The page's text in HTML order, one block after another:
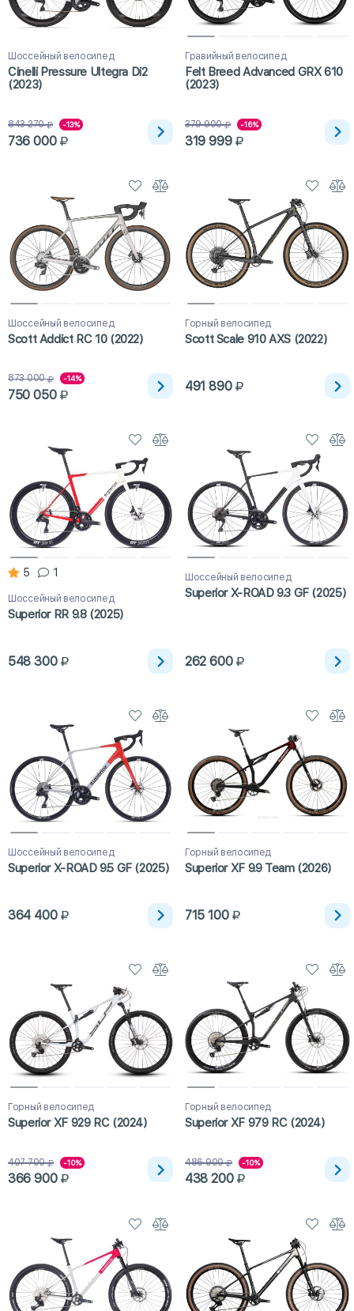
Шоссейный велосипед
Cinelli Pressure Ultegra Di2
(2023)
843 270 -13%
736 000
Гравийный велосипед
Felt Breed Advanced GRX 610
(2023)
379 900 -16%
319 999
Шоссейный велосипед
Scott Addict RC 10 (2022)
873 000 -14%
750 050
Горный велосипед
Scott Scale 910 AXS (2022)
491 890
5 1
Шоссейный велосипед
Superior RR 9.8 (2025)
548 300
Шоссейный велосипед
Superior X-ROAD 9.3 GF (2025)
262 600
Шоссейный велосипед
Superior X-ROAD 9.5 GF (2025)
364 400
Горный велосипед
Superior XF 9.9 Team (2026)
715 100
Горный велосипед
Superior XF 929 RC (2024)
407 700 -10%
366 900
Горный велосипед
Superior XF 979 RC (2024)
486 900 -10%
438 200